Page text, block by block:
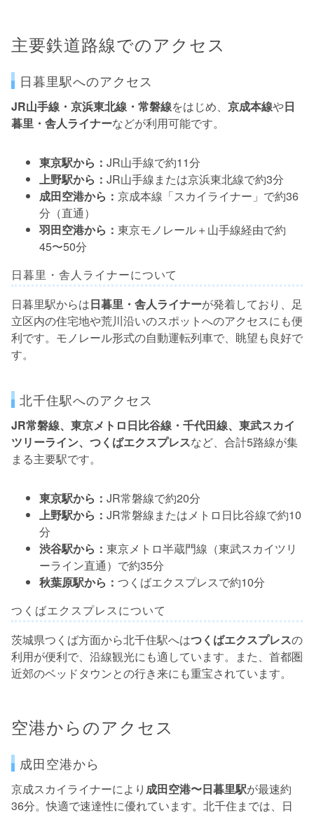
主要鉄道路線でのアクセス
日暮里駅へのアクセス
JR山手線・京浜東北線・常磐線をはじめ、 京成本線や日
暮里・舎人ライナーなどが利用可能です。
東京駅から： JR山手線で約11分
上野駅から： JR山手線または京浜東北線で約3分
成田空港から： 京成本線「スカイライナー」で約36
分（直通）
羽田空港から： 東京モノレール＋山手線経由で約
45〜50分
日暮里・舎人ライナーについて
日暮里駅からは日暮里・舎人ライナーが発着しており、足
立区内の住宅地や荒川沿いのスポットへのアクセスにも便
利です。モノレール形式の自動運転列車で、眺望も良好で
す。
北千住駅へのアクセス
JR常磐線、東京メトロ日比谷線・千代田線、東武スカイ
ツリーライン、つくばエクスプレスなど、合計5路線が集
まる主要駅です。
東京駅から： JR常磐線で約20分
上野駅から： JR常磐線またはメトロ日比谷線で約10
分
渋谷駅から： 東京メトロ半蔵門線（東武スカイツリ
ーライン直通）で約35分
秋葉原駅から： つくばエクスプレスで約10分
つくばエクスプレスについて
茨城県つくば方面から北千住駅へはつくばエクスプレスの
利用が便利で、沿線観光にも適しています。また、首都圏
近郊のベッドタウンとの行き来にも重宝されています。
空港からのアクセス
成田空港から
京成スカイライナーにより 成田空港〜日暮里駅が最速約
36分。快適で速達性に優れています。北千住までは、日